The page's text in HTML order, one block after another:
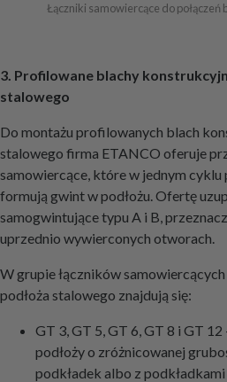
Łączniki samowiercące do połączeń
3. Profilowane blachy
stalowego
Do montażu profilowanych blach
stalowego firma ETANCO oferuje
samowiercące, które w jednym
formują gwint w podłożu. Ofertę
samogwintujące typu A i B,
uprzednio wywierconych otworach.
W grupie łączników
podłoża stalowego znajdują się:
GT 3, GT 5, GT 6, GT 8 i GT
podłoży o zróżnicowanej
podkładek albo z